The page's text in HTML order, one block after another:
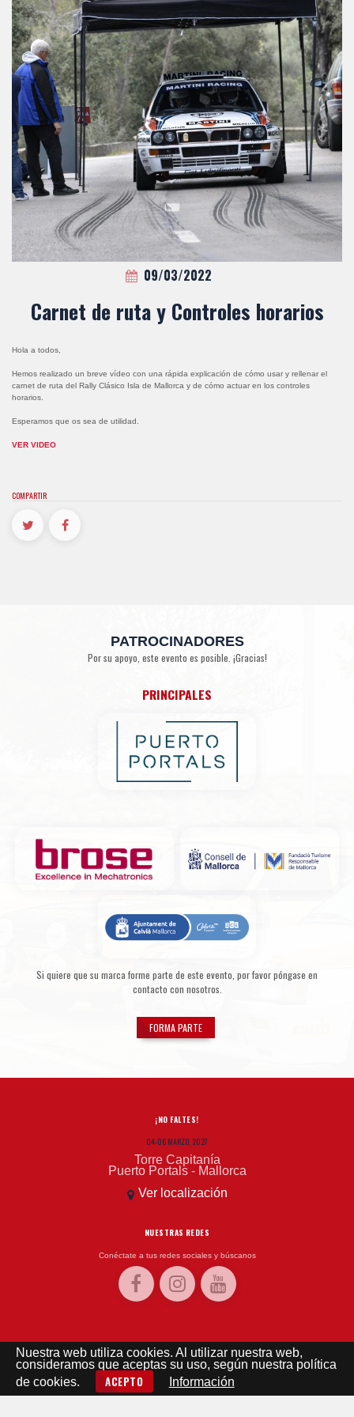
09/03/2022
Carnet de ruta y Controles horarios
Hola a todos,
Hemos realizado un breve vídeo con una rápida explicación de cómo usar y rellenar el
carnet de ruta del Rally Clásico Isla de Mallorca y de cómo actuar en los controles
horarios.
Esperamos que os sea de utilidad.
VER VIDEO
COMPARTIR
PATROCINADORES
Por su apoyo, este evento es posible. ¡Gracias!
PRINCIPALES
Si quiere que su marca forme parte de este evento, por favor póngase en
contacto con nosotros.
FORMA PARTE
¡NO FALTES!
04-06 MARZO, 2027
Torre Capitanía
Puerto Portals - Mallorca
Ver localización
NUESTRAS REDES
Conéctate a tus redes sociales y búscanos
EL TIEMPO
El tiempo - Tutiempo.net
Nuestra web utiliza cookies. Al utilizar nuestra web,
consideramos que aceptas su uso, según nuestra política
de cookies.
ACEPTO Información